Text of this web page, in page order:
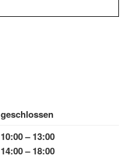
geschlossen
10:00 – 13:00
14:00 – 18:00